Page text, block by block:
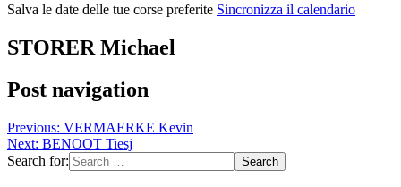
Salva le date delle tue corse preferite Sincronizza il calendario
STORER Michael
Post navigation
Previous: VERMAERKE Kevin
Next: BENOOT Tiesj
Search for: